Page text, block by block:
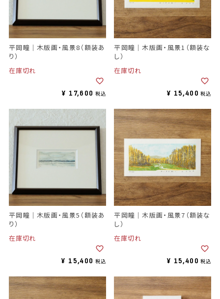
平岡瞳｜木版画・風景8（額装あ
り）
在庫切れ
¥ 17,600 税込
平岡瞳｜木版画・風景1（額装な
し）
在庫切れ
¥ 15,400 税込
平岡瞳｜木版画・風景5（額装あ
り）
在庫切れ
¥ 15,400 税込
平岡瞳｜木版画・風景7（額装な
し）
在庫切れ
¥ 15,400 税込